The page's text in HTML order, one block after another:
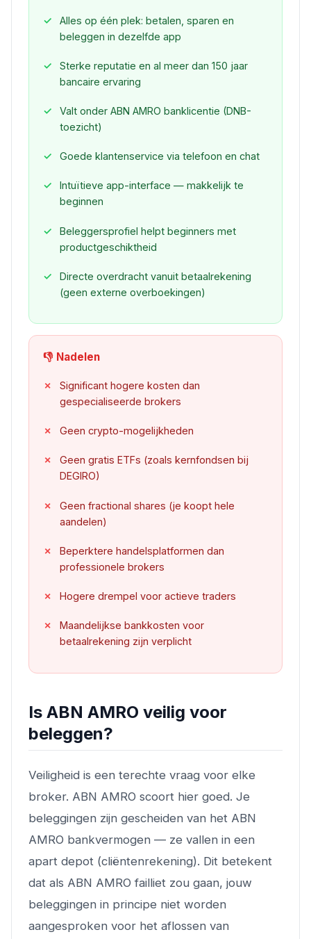
Alles op één plek: betalen, sparen en
beleggen in dezelfde app
Sterke reputatie en al meer dan 150 jaar
bancaire ervaring
Valt onder ABN AMRO banklicentie (DNB-
toezicht)
Goede klantenservice via telefoon en chat
Intuïtieve app-interface — makkelijk te
beginnen
Beleggersprofiel helpt beginners met
productgeschiktheid
Directe overdracht vanuit betaalrekening
(geen externe overboekingen)
👎 Nadelen
Significant hogere kosten dan
gespecialiseerde brokers
Geen crypto-mogelijkheden
Geen gratis ETFs (zoals kernfondsen bij
DEGIRO)
Geen fractional shares (je koopt hele
aandelen)
Beperktere handelsplatformen dan
professionele brokers
Hogere drempel voor actieve traders
Maandelijkse bankkosten voor
betaalrekening zijn verplicht
Is ABN AMRO veilig voor
beleggen?
Veiligheid is een terechte vraag voor elke
broker. ABN AMRO scoort hier goed. Je
beleggingen zijn gescheiden van het ABN
AMRO bankvermogen — ze vallen in een
apart depot (cliëntenrekening). Dit betekent
dat als ABN AMRO failliet zou gaan, jouw
beleggingen in principe niet worden
aangesproken voor het aflossen van